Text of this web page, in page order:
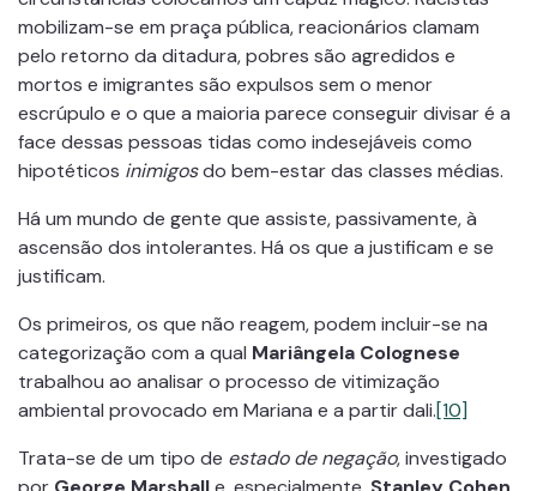
mobilizam-se em praça pública, reacionários clamam
pelo retorno da ditadura, pobres são agredidos e
mortos e imigrantes são expulsos sem o menor
escrúpulo e o que a maioria parece conseguir divisar é a
face dessas pessoas tidas como indesejáveis como
hipotéticos inimigosdo bem-estar das classes médias.
Há um mundo de gente que assiste, passivamente, à
ascensão dos intolerantes. Há os que a justificam e se
justificam.
Os primeiros, os que não reagem, podem incluir-se na
categorização com a qual Mariângela Colognese
trabalhou ao analisar o processo de vitimização
ambiental provocado em Mariana e a partir dali.[10]
Trata-se de um tipo de estado de negação, investigado